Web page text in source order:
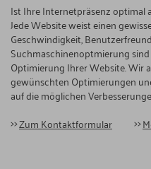
Ist Ihre Internetpräsenz optimal
Jede Website weist einen
Geschwindigkeit,
Suchmaschinenoptmierung
Optimierung Ihrer Website. Wir
gewünschten Optimierungen
auf die möglichen
Zum Kontaktformular